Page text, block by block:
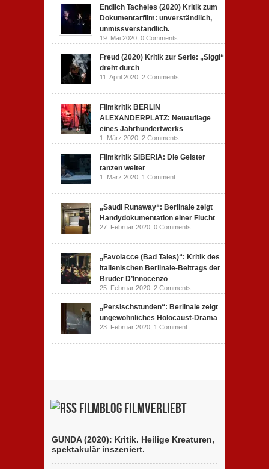
Endlich Tacheles (2020) Kritik zum
Dokumentarfilm: unverständlich,
unmissverständlich.
19. Mai 2020, 0 Comments
Freud (2020) Kritik zur Serie: „Siggi“
dreht durch
11. April 2020, 2 Comments
Filmkritik BERLIN
ALEXANDERPLATZ: Neuauflage
eines Jahrhundertwerks
1. März 2020, 2 Comments
Filmkritik SIBERIA: Die Geister
tanzen weiter
1. März 2020, 1 Comment
„Saudi Runaway“: Berlinale zeigt
Handydokumentation einer Flucht
27. Februar 2020, 0 Comments
„Favolacce (Bad Tales)“: Kritik des
italienischen Berlinale-Beitrags der
Brüder D’Innocenzo
25. Februar 2020, 2 Comments
„Persischstunden“: Berlinale zeigt
ungewöhnliches Holocaust-Drama
23. Februar 2020, 1 Comment
Filmblog filmverliebt
GUNDA (2020): Kritik. Heilige Kreaturen,
spektakulär inszeniert.